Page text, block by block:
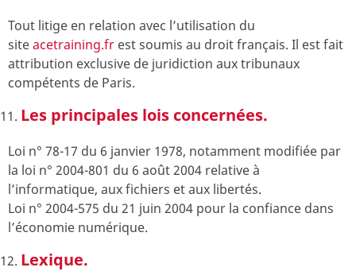
Tout litige en relation avec l’utilisation du
siteacetraining.fr est soumis au droit français. Il est fait
attribution exclusive de juridiction aux tribunaux
compétents de Paris.
Les principales lois concernées.
Loi n° 78-17 du 6 janvier 1978, notamment modifiée par
la loi n° 2004-801 du 6 août 2004 relative à
l’informatique, aux fichiers et aux libertés.
Loi n° 2004-575 du 21 juin 2004 pour la confiance dans
l’économie numérique.
Lexique.